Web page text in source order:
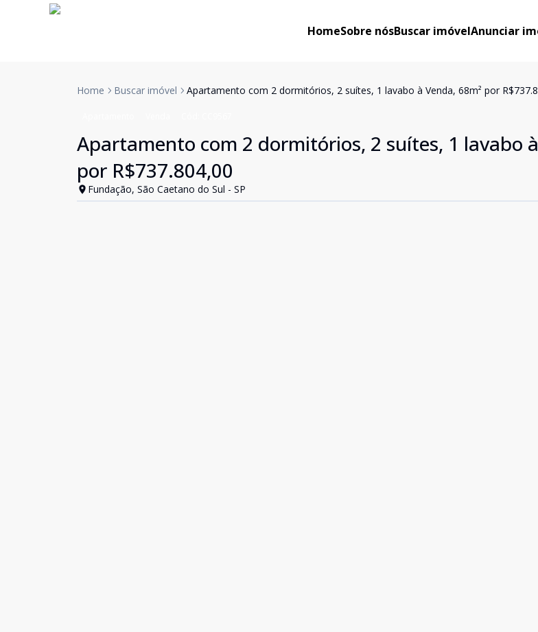
HomeSobre nósBuscar imóvelAnunciar
Home Buscar imóvel Apartamento com 2 dormitórios, 2 suítes, 1 lavabo à Venda, 68m² por
Apartamento com 2 dormitórios, 2 suítes, 1 lavabo
por R$737.804,00
Fundação, São Caetano do Sul - SP